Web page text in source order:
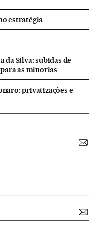
estratégia
da Silva: subidas de
as minorias
privatizações e